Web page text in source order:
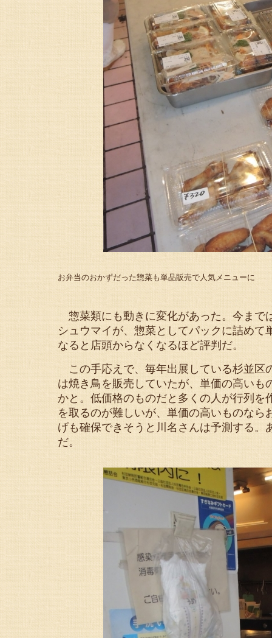
お弁当のおかずだった惣菜も単品販売で人気メニューに
惣菜類にも動きに変化があった。今まで
シュウマイが、惣菜としてパックに詰め
なると店頭からなくなるほど評判だ。
この手応えで、毎年出展している杉並区
は焼き鳥を販売していたが、単価の高い
かと。低価格のものだと多くの人が行列
を取るのが難しいが、単価の高いものな
げも確保できそうと川名さんは予測する
だ。